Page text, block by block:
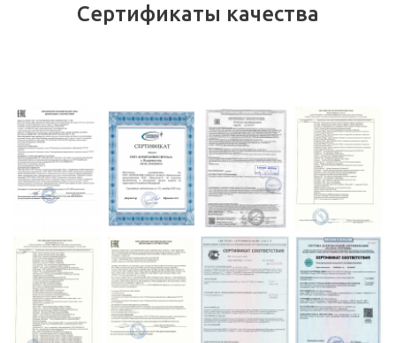
Сертификаты качества